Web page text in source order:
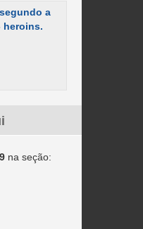
a
heroins.
na seção: